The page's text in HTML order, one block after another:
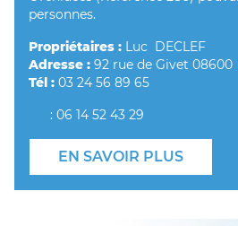
personnes.
Propriétaires : Luc DECLEF
Adresse : 92 rue de Givet 08600
Tél : 03 24 56 89 65
: 06 14 52 43 29
EN SAVOIR PLUS